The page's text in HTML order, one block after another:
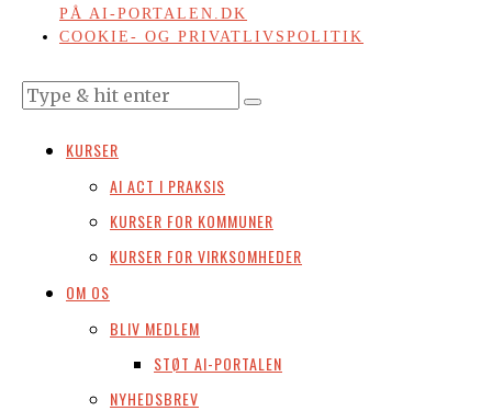
PÅ AI-PORTALEN.DK
COOKIE- OG PRIVATLIVSPOLITIK
KURSER
AI ACT I PRAKSIS
KURSER FOR KOMMUNER
KURSER FOR VIRKSOMHEDER
OM OS
BLIV MEDLEM
STØT AI-PORTALEN
NYHEDSBREV